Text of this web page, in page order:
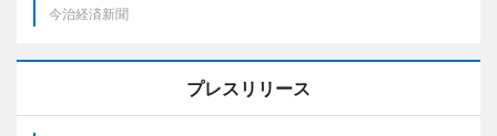
今治経済新聞
プレスリリース